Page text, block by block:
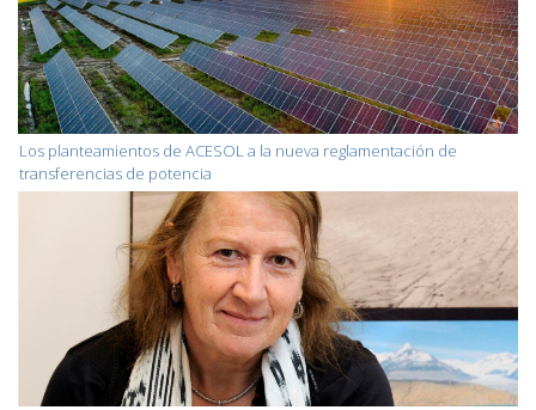
Los planteamientos de ACESOL a la nueva reglamentación de
transferencias de potencia